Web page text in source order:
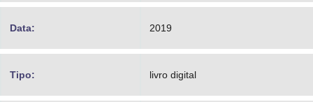
Data: 2019
Tipo: livro digital